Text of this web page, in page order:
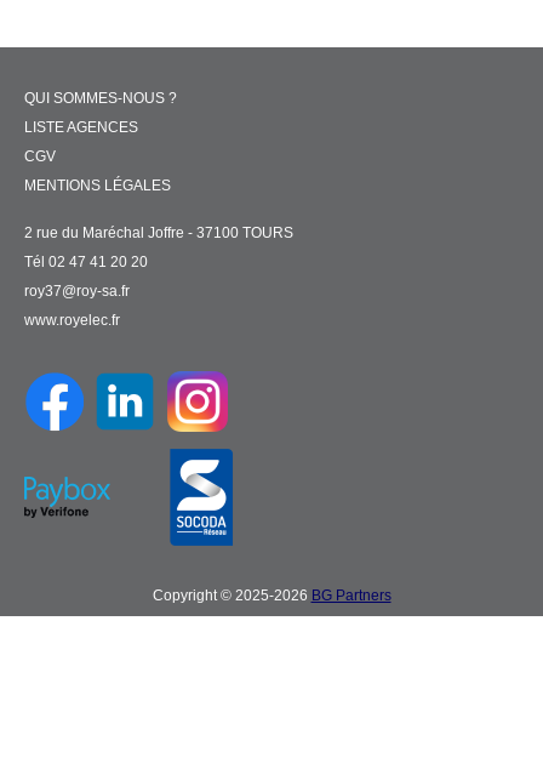
QUI SOMMES-NOUS ?
LISTE AGENCES
CGV
MENTIONS LÉGALES
2 rue du Maréchal Joffre - 37100 TOURS
Tél 02 47 41 20 20
roy37@roy-sa.fr
www.royelec.fr
Copyright © 2025-2026 BG Partners